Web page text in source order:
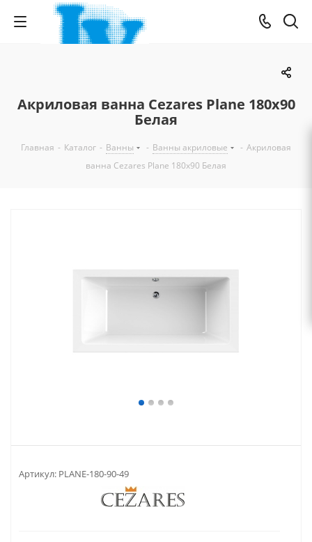
Акриловая ванна Cezares Plane 180х90
Белая
Главная - Каталог - Ванны - Ванны акриловые - Акриловая
ванна Cezares Plane 180х90 Белая
Артикул: PLANE-180-90-49